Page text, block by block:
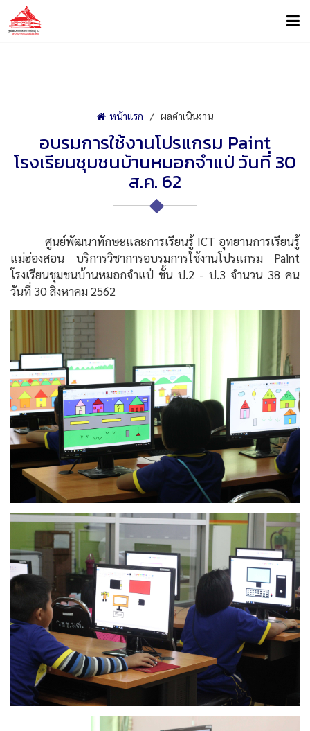
หน้าแรก ผลดำเนินงาน
อบรมการใช้งานโปรแกรม Paint
โรงเรียนชุมชนบ้านหมอกจำแป่ วันที่ 30
ส.ค. 62
ศูนย์พัฒนาทักษะและการเรียนรู้ ICT อุทยานการเรียนรู้
แม่ฮ่องสอน บริการวิชาการอบรมการใช้งานโปรแกรม Paint
โรงเรียนชุมชนบ้านหมอกจำแป่ ชั้น ป.2 - ป.3 จำนวน 38 คน
วันที่ 30 สิงหาคม 2562